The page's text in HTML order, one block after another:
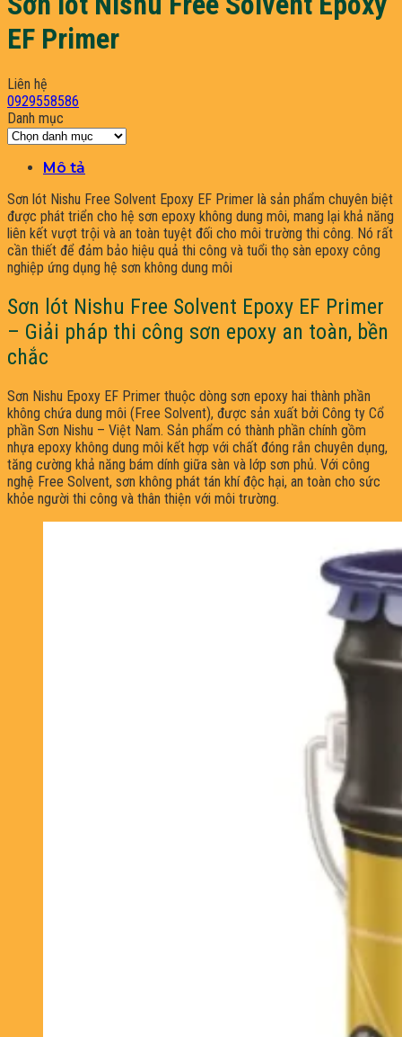
EF Primer
Liên hệ
0929558586
Danh mục
Danh
Mô tả
Sơn lót Nishu Free Solvent Epoxy EF Primer là sản phẩm chuyên biệt
được phát triển cho hệ sơn epoxy không dung môi, mang lại khả năng
liên kết vượt trội và an toàn tuyệt đối cho môi trường thi công. Nó rất
cần thiết để đảm bảo hiệu quả thi công và tuổi thọ sàn epoxy công
nghiệp ứng dụng hệ sơn không dung môi
Sơn lót Nishu Free Solvent Epoxy EF Primer
– Giải pháp thi công sơn epoxy an toàn, bền
chắc
Sơn Nishu Epoxy EF Primer thuộc dòng sơn epoxy hai thành phần
không chứa dung môi (Free Solvent), được sản xuất bởi Công ty Cổ
phần Sơn Nishu – Việt Nam. Sản phẩm có thành phần chính gồm
nhựa epoxy không dung môi kết hợp với chất đóng rắn chuyên dụng,
tăng cường khả năng bám dính giữa sàn và lớp sơn phủ. Với công
nghệ Free Solvent, sơn không phát tán khí độc hại, an toàn cho sức
khỏe người thi công và thân thiện với môi trường.